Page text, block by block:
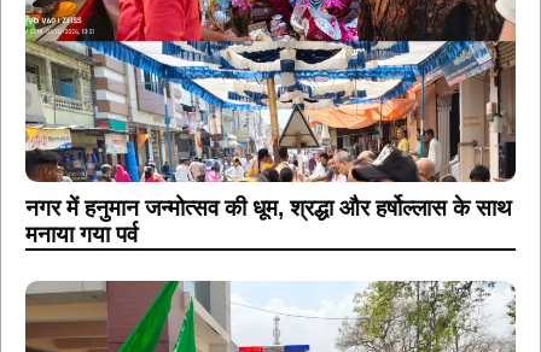
नगर में हनुमान जन्मोत्सव की धूम, श्रद्धा और हर्षोल्लास के साथ
मनाया गया पर्व